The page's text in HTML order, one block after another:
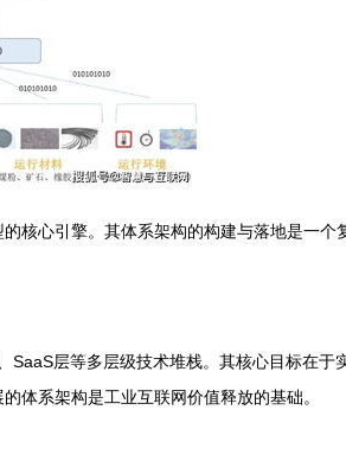
核心引擎。其体系架构的构建与落地是一个
层等多层级技术堆栈。其核心目标在于
体系架构是工业互联网价值释放的基础。